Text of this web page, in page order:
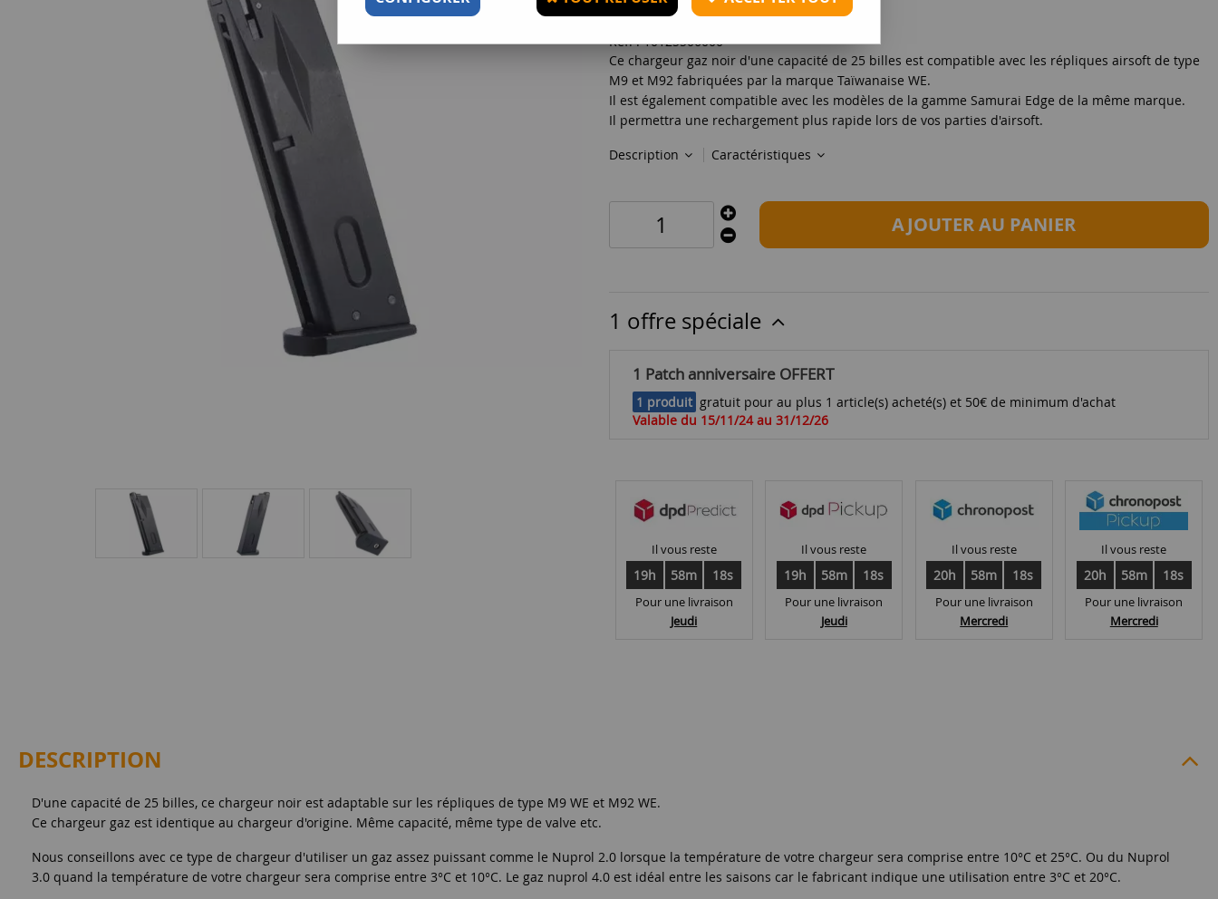
Réf. :10125506000
Ce chargeur gaz noir d'une capacité de 25 billes est compatible avec les répliques airsoft de type
M9 et M92 fabriquées par la marque Taïwanaise WE.
Il est également compatible avec les modèles de la gamme Samurai Edge de la même marque.
Il permettra une rechargement plus rapide lors de vos parties d'airsoft.
Description
Caractéristiques
AJOUTER AU PANIER
1 offre spéciale
1 Patch anniversaire OFFERT
1 produit gratuit pour au plus 1 article(s) acheté(s) et 50€ de minimum d'achat
Valable du 15/11/24 au 31/12/26
Il vous reste
19h 58m 17s
Pour une livraison
Jeudi
Il vous reste
19h 58m 17s
Pour une livraison
Jeudi
Il vous reste
20h 58m 17s
Pour une livraison
Mercredi
Il vous reste
20h 58m 17s
Pour une livraison
Mercredi
DESCRIPTION
D'une capacité de 25 billes, ce chargeur noir est adaptable sur les répliques de type M9 WE et M92 WE.
Ce chargeur gaz est identique au chargeur d'origine. Même capacité, même type de valve etc.
Nous conseillons avec ce type de chargeur d'utiliser un gaz assez puissant comme le Nuprol 2.0 lorsque la température de votre chargeur sera comprise entre 10°C et 25°C. Ou du Nuprol
3.0 quand la température de votre chargeur sera comprise entre 3°C et 10°C. Le gaz nuprol 4.0 est idéal entre les saisons car le fabricant indique une utilisation entre 3°C et 20°C.